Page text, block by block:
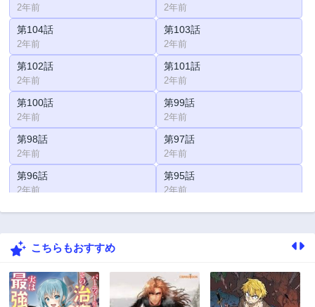
2年前 2年前
第104話
2年前
第103話
2年前
第102話
2年前
第101話
2年前
第100話
2年前
第99話
2年前
第98話
2年前
第97話
2年前
第96話
2年前
第95話
2年前
第94話 第93話
第92話
第90話
2年前
第89話
2年前
こちらもおすすめ